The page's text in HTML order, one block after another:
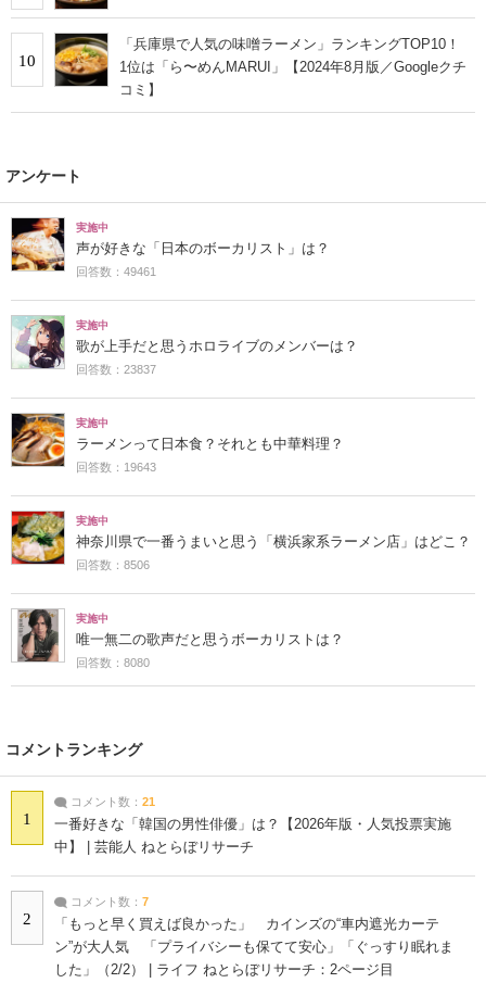
10
「兵庫県で人気の味噌ラーメン」ランキングTOP10！
1位は「ら〜めんMARUI」【2024年8月版／Googleクチ
コミ】
アンケート
実施中
声が好きな「日本のボーカリスト」は？
回答数：49461
実施中
歌が上手だと思うホロライブのメンバーは？
回答数：23837
実施中
ラーメンって日本食？それとも中華料理？
回答数：19643
実施中
神奈川県で一番うまいと思う「横浜家系ラーメン店」はどこ？
回答数：8506
実施中
唯一無二の歌声だと思うボーカリストは？
回答数：8080
コメントランキング
1
コメント数： 21
一番好きな「韓国の男性俳優」は？【2026年版・人気投票実施
中】 | 芸能人 ねとらぼリサーチ
2
コメント数： 7
「もっと早く買えば良かった」 カインズの“車内遮光カーテ
ン”が大人気 「プライバシーも保てて安心」「ぐっすり眠れま
した」（2/2） | ライフ ねとらぼリサーチ：2ページ目